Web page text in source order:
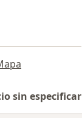
sin especificar